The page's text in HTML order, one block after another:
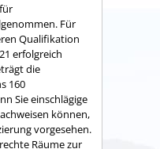
Für
Qualifikation
erfolgreich
die
160
Sie einschlägige
können,
vorgesehen.
Räume zur